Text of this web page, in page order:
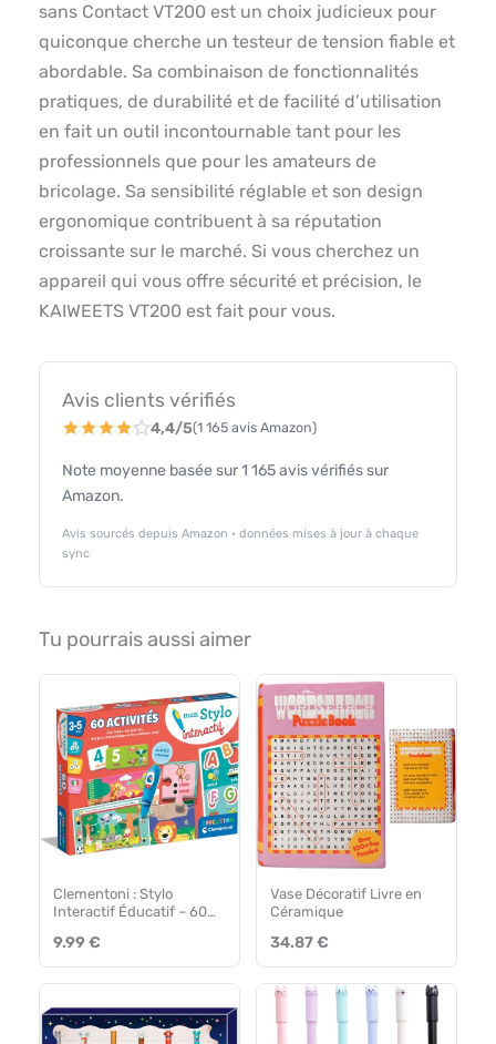
sans Contact VT200 est un choix judicieux pour
quiconque cherche un testeur de tension fiable et
abordable. Sa combinaison de fonctionnalités
pratiques, de durabilité et de facilité d’utilisation
en fait un outil incontournable tant pour les
professionnels que pour les amateurs de
bricolage. Sa sensibilité réglable et son design
ergonomique contribuent à sa réputation
croissante sur le marché. Si vous cherchez un
appareil qui vous offre sécurité et précision, le
KAIWEETS VT200 est fait pour vous.
Avis clients vérifiés
4,4/5(1 165 avis Amazon)
Note moyenne basée sur 1 165 avis vérifiés sur
Amazon.
Avis sourcés depuis Amazon · données mises à jour à chaque
sync
Tu pourrais aussi aimer
Clementoni : Stylo
Interactif Éducatif – 60
9.99 €
Vase Décoratif Livre en
Céramique
34.87 €